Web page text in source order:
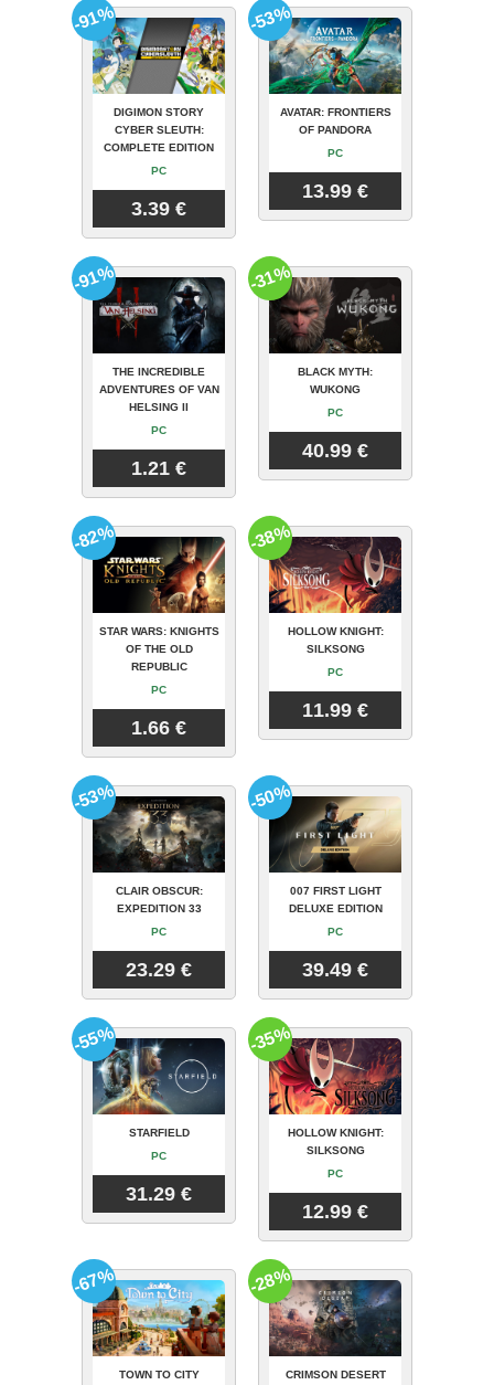
DIGIMON STORY
CYBER SLEUTH:
COMPLETE EDITION
PC
3.39 €
-91%
AVATAR: FRONTIERS
OF PANDORA
PC
13.99 €
-53%
THE INCREDIBLE
ADVENTURES OF VAN
HELSING II
PC
1.21 €
-91%
BLACK MYTH:
WUKONG
PC
40.99 €
-31%
STAR WARS: KNIGHTS
OF THE OLD
REPUBLIC
PC
1.66 €
-82%
HOLLOW KNIGHT:
SILKSONG
PC
11.99 €
-38%
CLAIR OBSCUR:
EXPEDITION 33
PC
23.29 €
-53%
007 FIRST LIGHT
DELUXE EDITION
PC
39.49 €
-50%
STARFIELD
PC
31.29 €
-55%
HOLLOW KNIGHT:
SILKSONG
PC
12.99 €
-35%
TOWN TO CITY
-67%
CRIMSON DESERT
-28%